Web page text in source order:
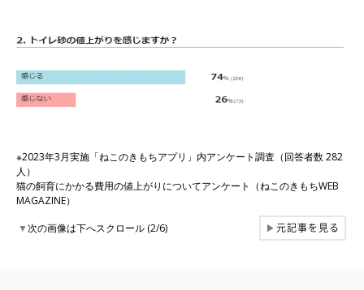
※2023年3月実施「ねこのきもちアプリ」内アンケート調査（回答者数 282
人）
猫の飼育にかかる費用の値上がりについてアンケート（ねこのきもちWEB
MAGAZINE）
▼次の画像は下へスクロール (2/6) ▶元記事を見る